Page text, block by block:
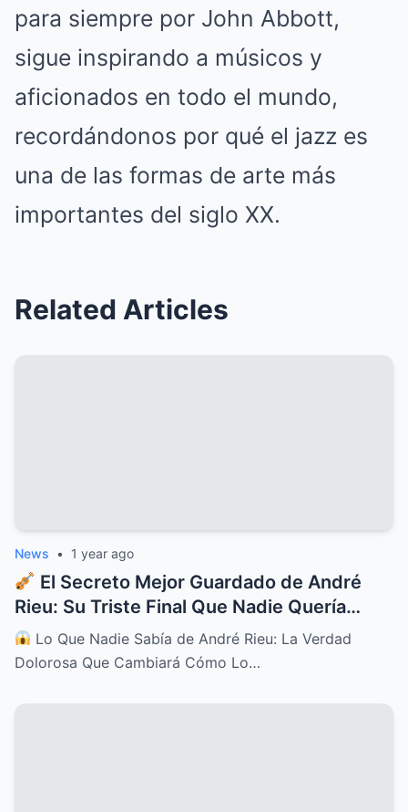
para siempre por John Abbott,
sigue inspirando a músicos y
aficionados en todo el mundo,
recordándonos por qué el jazz es
una de las formas de arte más
importantes del siglo XX.
Related Articles
News • 1 year ago
El Secreto Mejor Guardado de André
Rieu: Su Triste Final Que Nadie Quería
Contar
Lo Que Nadie Sabía de André Rieu: La Verdad
Dolorosa Que Cambiará Cómo Lo…